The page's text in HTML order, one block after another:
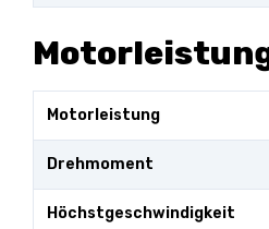
Motorleistung
Drehmoment
Höchstgeschwindigkeit